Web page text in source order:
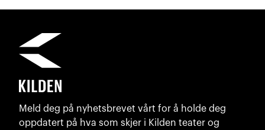
Meld deg på nyhetsbrevet vårt for å holde deg
oppdatert på hva som skjer i Kilden teater og